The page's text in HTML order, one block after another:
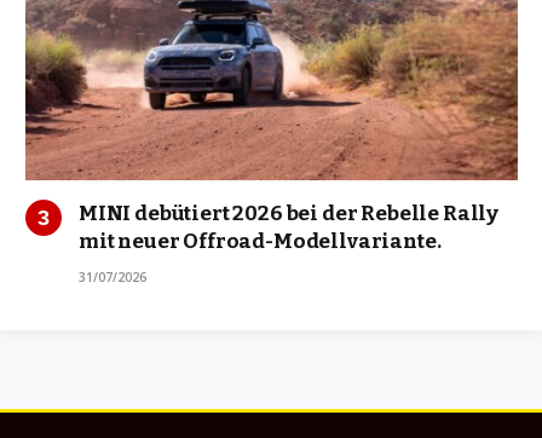
MINI debütiert 2026 bei der Rebelle Rally
mit neuer Offroad-Modellvariante.
31/07/2026